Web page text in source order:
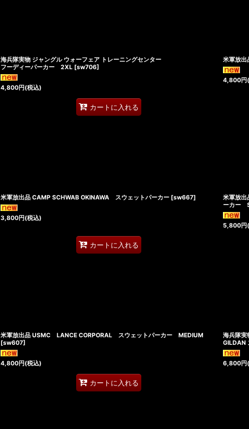
海兵隊実物 ジャングル ウォーフェア トレーニングセンター
フーディーパーカー 2XL [sw706]
4,800円(税込)
カートに入れる
米軍放出
4,800円
米軍放出品 CAMP SCHWAB OKINAWA スウェットパーカー [sw667]
3,800円(税込)
カートに入れる
米軍放
ーカー
5,800円
米軍放出品 USMC LANCE CORPORAL スウェットパーカー MEDIUM
[sw607]
4,800円(税込)
カートに入れる
海兵隊実
GILDAN
6,800円